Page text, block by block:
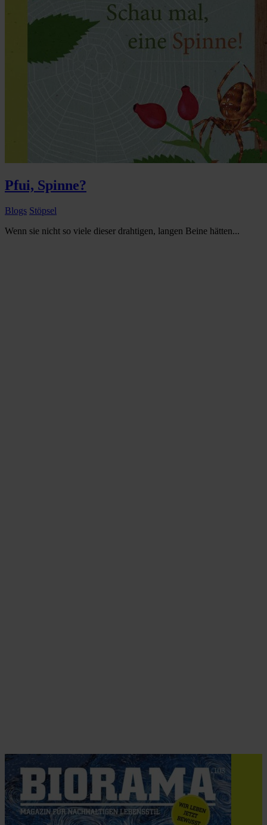
Pfui, Spinne?
Blogs Stöpsel
Wenn sie nicht so viele dieser drahtigen, langen Beine hätten...